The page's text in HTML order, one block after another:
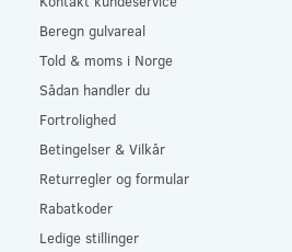
Beregn gulvareal
Told & moms i Norge
Sådan handler du
Fortrolighed
Betingelser & Vilkår
Returregler og formular
Rabatkoder
Ledige stillinger